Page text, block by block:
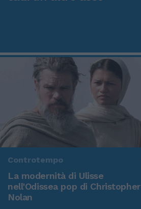
Controtempo
La modernità di Ulisse
nell'Odissea pop di Christopher
Nolan